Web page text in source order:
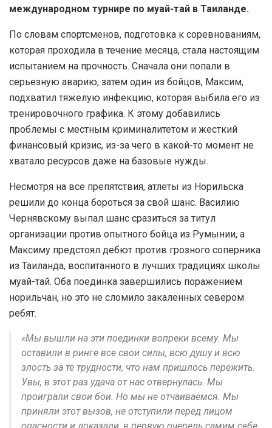
международном турнире по муай-тай в Таиланде.
По словам спортсменов, подготовка к соревнованиям,
которая проходила в течение месяца, стала настоящим
испытанием на прочность. Сначала они попали в
серьезную аварию, затем один из бойцов, Максим,
подхватил тяжелую инфекцию, которая выбила его из
тренировочного графика. К этому добавились
проблемы с местным криминалитетом и жесткий
финансовый кризис, из-за чего в какой-то момент не
хватало ресурсов даже на базовые нужды.
Несмотря на все препятствия, атлеты из Норильска
решили до конца бороться за свой шанс. Василию
Чернявскому выпал шанс сразиться за титул
организации против опытного бойца из Румынии, а
Максиму предстоял дебют против грозного соперника
из Таиланда, воспитанного в лучших традициях школы
муай-тай. Оба поединка завершились поражением
норильчан, но это не сломило закаленных севером
ребят.
«Мы вышли на эти поединки вопреки всему. Мы
оставили в ринге все свои силы, всю душу и всю
злость за те трудности, что нам пришлось пережить.
Увы, в этот раз удача от нас отвернулась. Мы
проиграли свои бои. Но мы не отчаиваемся. Мы
приняли этот вызов, не отступили перед лицом